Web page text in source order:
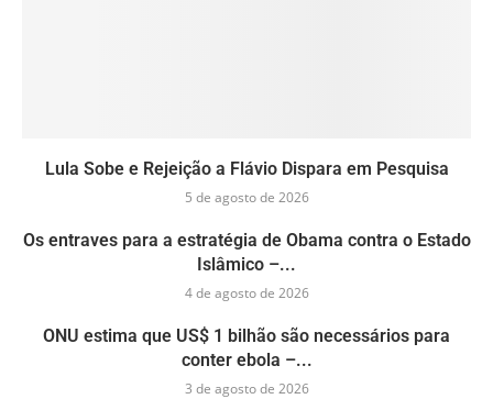
Lula Sobe e Rejeição a Flávio Dispara em Pesquisa
5 de agosto de 2026
Os entraves para a estratégia de Obama contra o Estado
Islâmico –...
4 de agosto de 2026
ONU estima que US$ 1 bilhão são necessários para
conter ebola –...
3 de agosto de 2026